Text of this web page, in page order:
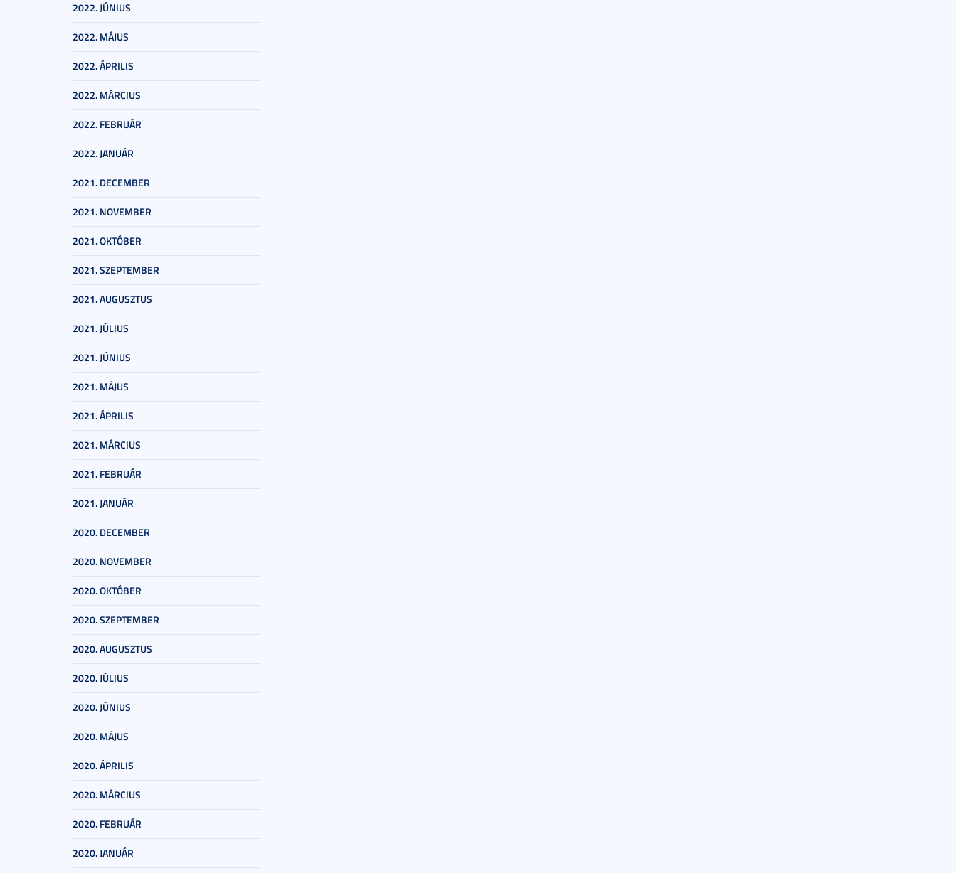
2022. JÚNIUS
2022. MÁJUS
2022. ÁPRILIS
2022. MÁRCIUS
2022. FEBRUÁR
2022. JANUÁR
2021. DECEMBER
2021. NOVEMBER
2021. OKTÓBER
2021. SZEPTEMBER
2021. AUGUSZTUS
2021. JÚLIUS
2021. JÚNIUS
2021. MÁJUS
2021. ÁPRILIS
2021. MÁRCIUS
2021. FEBRUÁR
2021. JANUÁR
2020. DECEMBER
2020. NOVEMBER
2020. OKTÓBER
2020. SZEPTEMBER
2020. AUGUSZTUS
2020. JÚLIUS
2020. JÚNIUS
2020. MÁJUS
2020. ÁPRILIS
2020. MÁRCIUS
2020. FEBRUÁR
2020. JANUÁR